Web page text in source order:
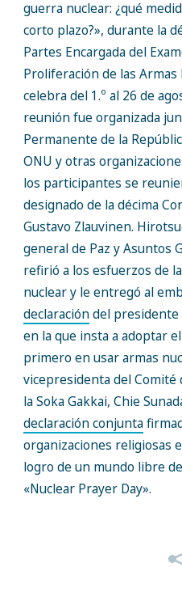
guerra nuclear: ¿qué
corto plazo?», durante la
Partes Encargada del
Proliferación de las Armas
celebra del 1.o al 26 de
reunión fue organizada
Permanente de la
ONU y otras
los participantes se
designado de la décima
Gustavo Zlauvinen.
general de Paz y Asuntos
refirió a los esfuerzos de
nuclear y le entregó al
declaracióndel presidente
en la que insta a adoptar
primero en usar armas
vicepresidenta del Comité
la Soka Gakkai, Chie
declaración conjunta
organizaciones religiosas
logro de un mundo libre
«Nuclear Prayer Day».